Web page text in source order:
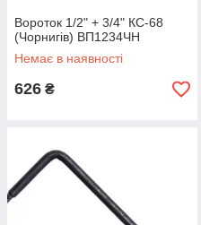
Вороток 1/2" + 3/4" КС-68
(Чорнигів) ВП1234ЧН
Немає в наявності
626 ₴